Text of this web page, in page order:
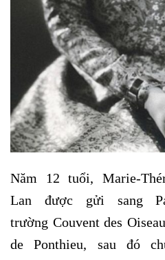
Năm 12 tuổi, Marie-
Lan được gửi sang
trường Couvent des
de Ponthieu, sau đó